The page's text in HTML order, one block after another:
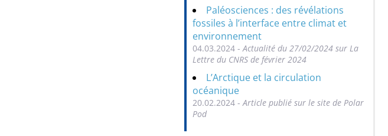
Paléosciences : des révélations
fossiles à l’interface entre climat et
environnement
04.03.2024 - Actualité du 27/02/2024 sur La
Lettre du CNRS de février 2024
L’Arctique et la circulation
océanique
20.02.2024 - Article publié sur le site de Polar
Pod